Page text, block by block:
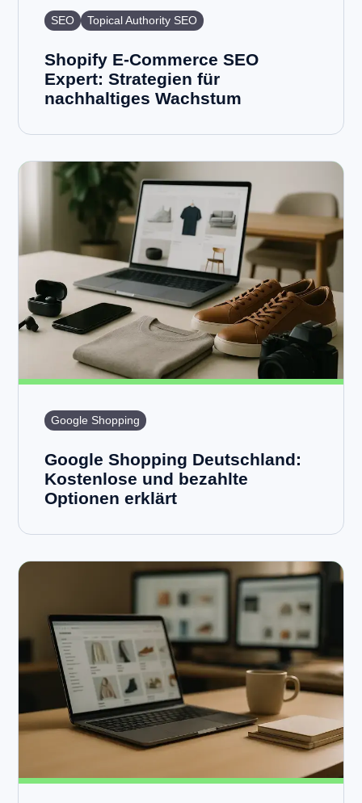
SEO Topical Authority SEO
Shopify E-Commerce SEO
Expert: Strategien für
nachhaltiges Wachstum
Google Shopping
Google Shopping Deutschland:
Kostenlose und bezahlte
Optionen erklärt